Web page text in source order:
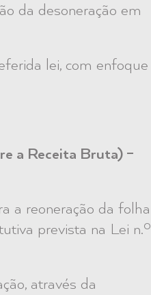
da desoneração em
lei, com enfoque
a Receita Bruta) –
a reoneração da folha
prevista na Lei n.º
através da